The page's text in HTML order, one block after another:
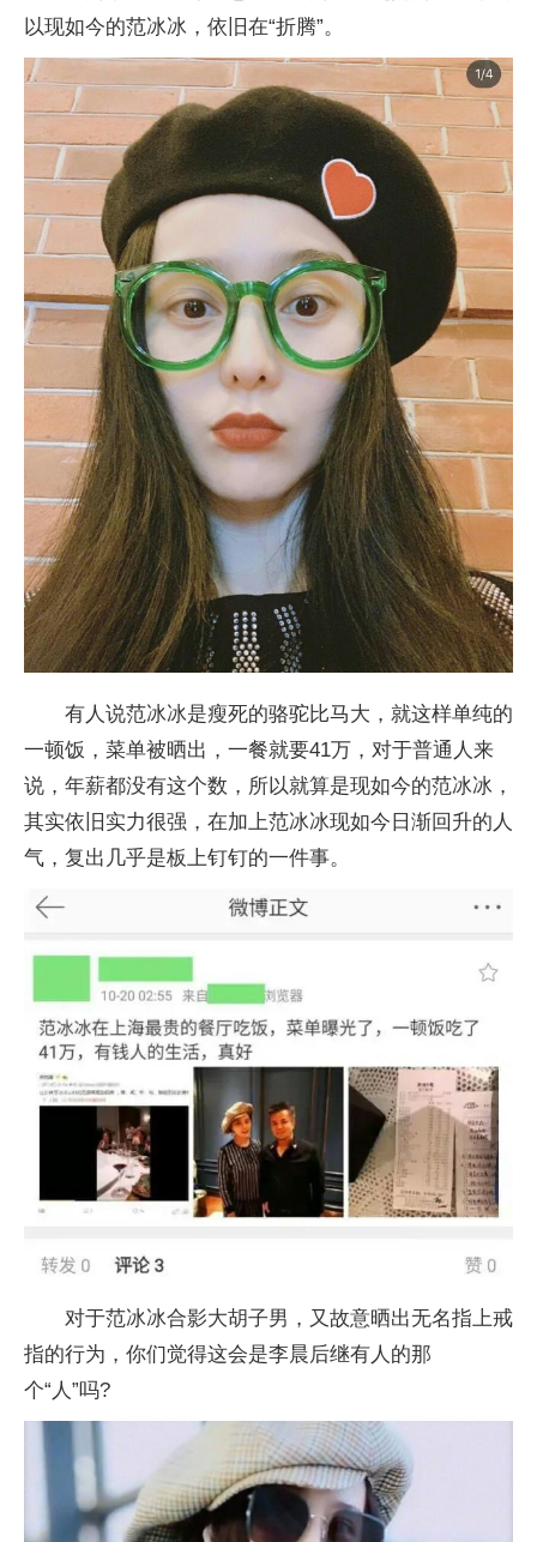
以现如今的范冰冰，依旧在“折腾”。
有人说范冰冰是瘦死的骆驼比马大，就这样单纯的
一顿饭，菜单被晒出，一餐就要41万，对于普通人来
说，年薪都没有这个数，所以就算是现如今的范冰冰，
其实依旧实力很强，在加上范冰冰现如今日渐回升的人
气，复出几乎是板上钉钉的一件事。
对于范冰冰合影大胡子男，又故意晒出无名指上戒
指的行为，你们觉得这会是李晨后继有人的那
个“人”吗?